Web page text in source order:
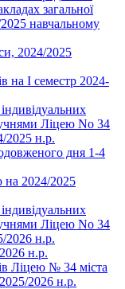
загальної
2025 навчальному
2024/2025
на І семестр 2024-
Ліцею No 34
2025 н.р.
дня 1-4
на 2024/2025
Ліцею No 34
2026 н.р.
н.р.
Ліцею № 34 міста
2026 н.р.